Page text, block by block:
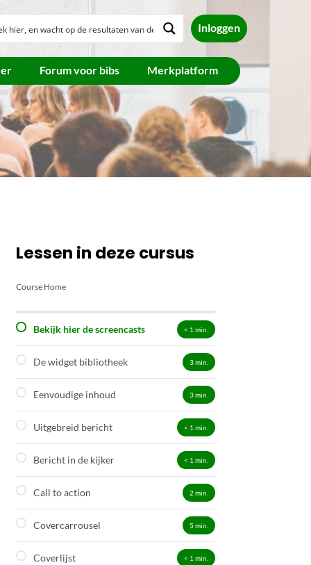
Inloggen
Forum voor bibs Merkplatform
Lessen in deze cursus
Course Home
Bekijk hier de screencasts < 1 min.
De widget bibliotheek 3min.
Eenvoudige inhoud 3min.
Uitgebreid bericht < 1 min.
Bericht in de kijker < 1 min.
Call to action 2 min.
Covercarrousel 5 min.
Coverlijst < 1 min.